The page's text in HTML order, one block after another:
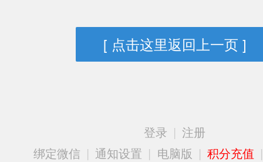
[ 点击这里返回上一页 ]
登录 | 注册
绑定微信 | 通知设置 | 电脑版 | 积分充值